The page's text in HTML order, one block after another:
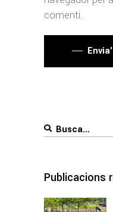
comenti.
Search
Publicacions